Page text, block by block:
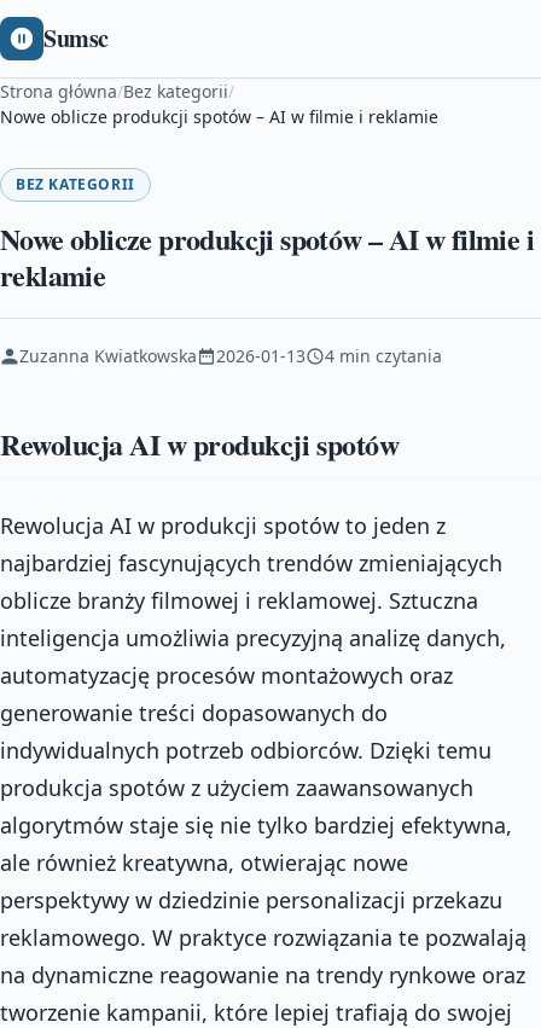
Sumsc
Strona główna/Bez kategorii/
Nowe oblicze produkcji spotów – AI w filmie i reklamie
BEZ KATEGORII
Nowe oblicze produkcji spotów – AI w filmie i
reklamie
Zuzanna Kwiatkowska 2026-01-13 4 min czytania
Rewolucja AI w produkcji spotów
Rewolucja AI w produkcji spotów to jeden z
najbardziej fascynujących trendów zmieniających
oblicze branży filmowej i reklamowej. Sztuczna
inteligencja umożliwia precyzyjną analizę danych,
automatyzację procesów montażowych oraz
generowanie treści dopasowanych do
indywidualnych potrzeb odbiorców. Dzięki temu
produkcja spotów z użyciem zaawansowanych
algorytmów staje się nie tylko bardziej efektywna,
ale również kreatywna, otwierając nowe
perspektywy w dziedzinie personalizacji przekazu
reklamowego. W praktyce rozwiązania te pozwalają
na dynamiczne reagowanie na trendy rynkowe oraz
tworzenie kampanii, które lepiej trafiają do swojej